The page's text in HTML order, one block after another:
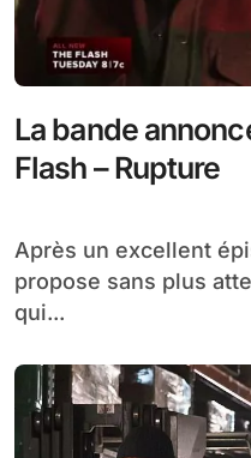
La bande
Flash – Rupture
Après un excellent épisode 2×19, je vous
propose sans plus
qui...